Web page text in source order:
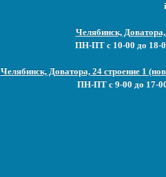
Челябинск,
ПН-ПТ с 10-00 до 18-
Челябинск, Доватора, 24 строение 1
ПН-ПТ с 9-00 до 17-